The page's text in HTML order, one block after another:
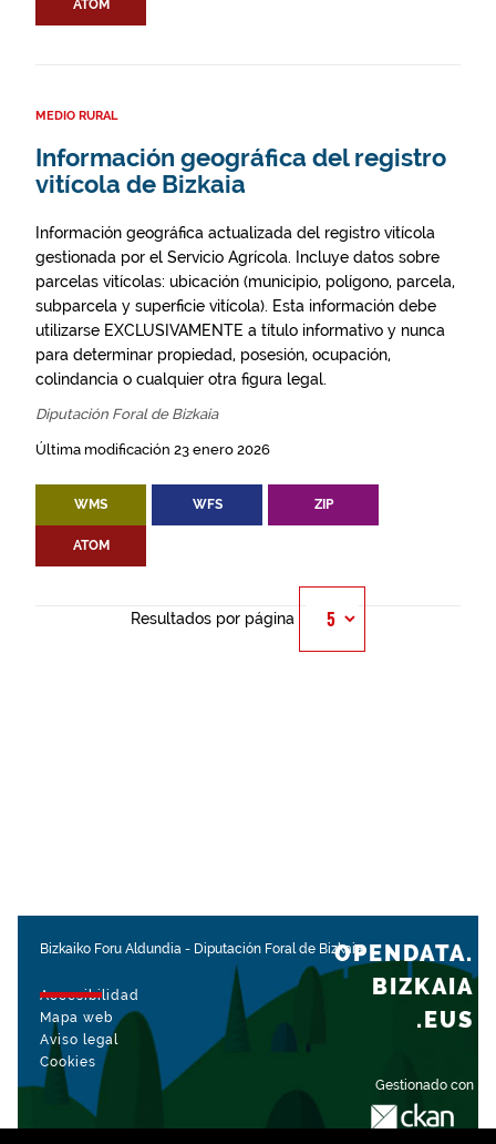
ATOM
MEDIO RURAL
Información geográfica del registro
vitícola de Bizkaia
Información geográfica actualizada del registro vitícola
gestionada por el Servicio Agrícola. Incluye datos sobre
parcelas vitícolas: ubicación (municipio, polígono, parcela,
subparcela y superficie vitícola). Esta información debe
utilizarse EXCLUSIVAMENTE a título informativo y nunca
para determinar propiedad, posesión, ocupación,
colindancia o cualquier otra figura legal.
Diputación Foral de Bizkaia
Última modificación 23 enero 2026
WMS WFS ZIP
ATOM
Resultados por página
Bizkaiko Foru Aldundia - Diputación Foral de Bizkaia
Accesibilidad
Mapa web
Aviso legal
Cookies
Gestionado con
OPENDATA.
BIZKAIA
.EUS